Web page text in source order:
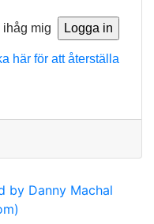
ihåg mig
här för att återställa
by Danny Machal